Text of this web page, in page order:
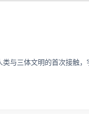
类与三体文明的首次接触，